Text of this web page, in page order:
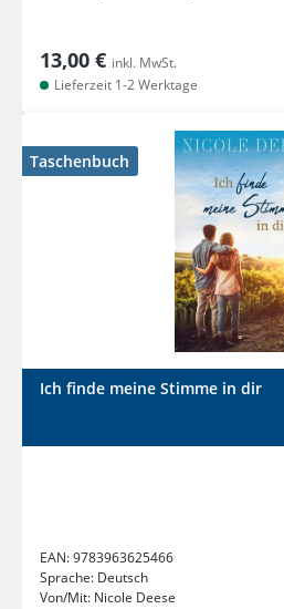
13,00 € inkl. MwSt.
Lieferzeit 1-2 Werktage
Taschenbuch
Ich finde meine Stimme in dir
EAN:9783963625466
Sprache: Deutsch
Von/Mit: Nicole Deese